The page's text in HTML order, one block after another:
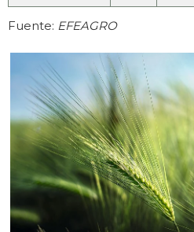
Fuente: EFEAGRO